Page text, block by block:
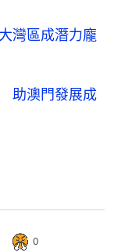
灣區成潛力龐
助澳門發展成
0